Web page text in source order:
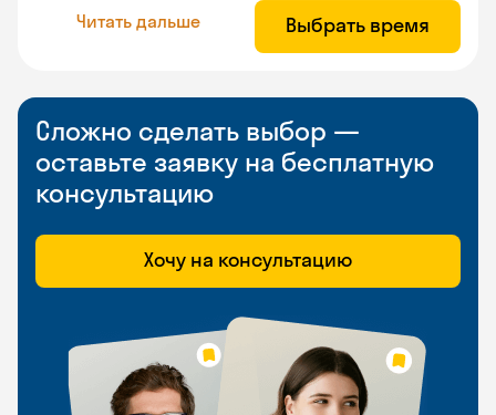
Читать дальше Выбрать время
Сложно сделать выбор —
оставьте заявку на бесплатную
консультацию
Хочу на консультацию